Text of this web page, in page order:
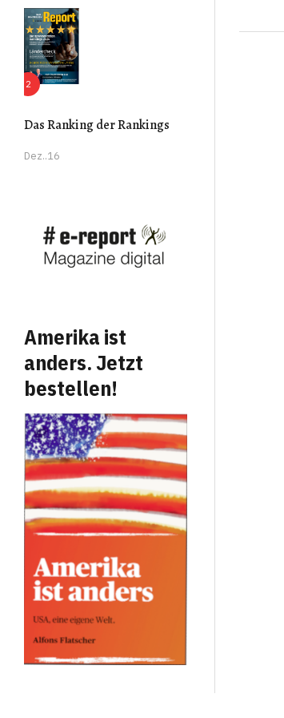
Das Ranking der Rankings
Dez..16
Amerika ist
anders. Jetzt
bestellen!